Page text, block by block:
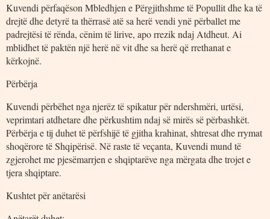
Kuvendi përfaqëson Mbledhjen e Përgjithshme të Popullit dhe ka të
drejtë dhe detyrë ta thërrasë atë sa herë vendi ynë përballet me
padrejtësi të rënda, cënim të lirive, apo rrezik ndaj Atdheut. Ai
mblidhet të paktën një herë në vit dhe sa herë që rrethanat e
kërkojnë.
Përbërja
Kuvendi përbëhet nga njerëz të spikatur për ndershmëri, urtësi,
veprimtari atdhetare dhe përkushtim ndaj së mirës së përbashkët.
Përbërja e tij duhet të përfshijë të gjitha krahinat, shtresat dhe rrymat
shoqërore të Shqipërisë. Në raste të veçanta, Kuvendi mund të
zgjerohet me pjesëmarrjen e shqiptarëve nga mërgata dhe trojet e
tjera shqiptare.
Kushtet për anëtarësi